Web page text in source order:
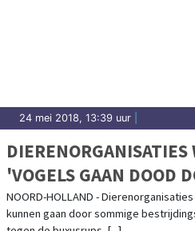
24 mei 2018, 13:39 uur
'VOGELS GAAN DOOD
BUXUSRUPS'
NOORD-HOLLAND -
kunnen gaan door sommige